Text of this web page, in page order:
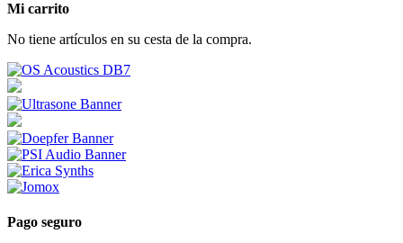
Mi carrito
No tiene artículos en su cesta de la compra.
Pago seguro